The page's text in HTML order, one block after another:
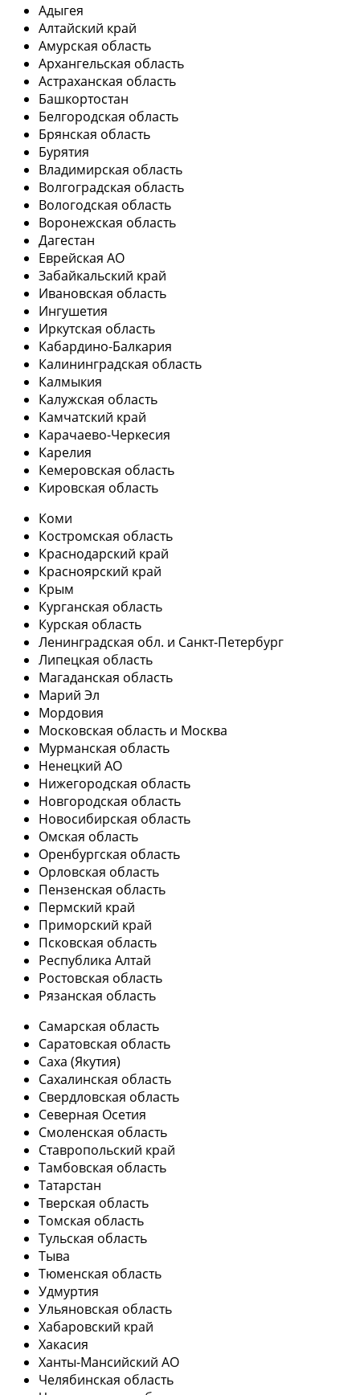
Адыгея
Алтайский край
Амурская область
Архангельская область
Астраханская область
Башкортостан
Белгородская область
Брянская область
Бурятия
Владимирская область
Волгоградская область
Вологодская область
Воронежская область
Дагестан
Еврейская АО
Забайкальский край
Ивановская область
Ингушетия
Иркутская область
Кабардино-Балкария
Калининградская область
Калмыкия
Калужская область
Камчатский край
Карачаево-Черкесия
Карелия
Кемеровская область
Кировская область
Коми
Костромская область
Краснодарский край
Красноярский край
Крым
Курганская область
Курская область
Ленинградская обл. и Санкт-Петербург
Липецкая область
Магаданская область
Марий Эл
Мордовия
Московская область и Москва
Мурманская область
Ненецкий АО
Нижегородская область
Новгородская область
Новосибирская область
Омская область
Оренбургская область
Орловская область
Пензенская область
Пермский край
Приморский край
Псковская область
Республика Алтай
Ростовская область
Рязанская область
Самарская область
Саратовская область
Саха (Якутия)
Сахалинская область
Свердловская область
Северная Осетия
Смоленская область
Ставропольский край
Тамбовская область
Татарстан
Тверская область
Томская область
Тульская область
Тыва
Тюменская область
Удмуртия
Ульяновская область
Хабаровский край
Хакасия
Ханты-Мансийский АО
Челябинская область